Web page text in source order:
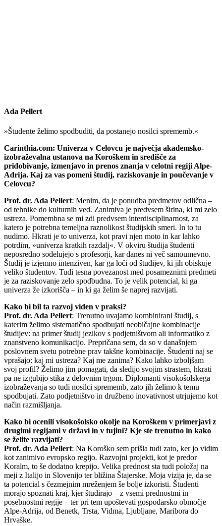
Ada Pellert
»Študente želimo spodbuditi, da postanejo nosilci sprememb.«
Carinthia.com: Univerza v Celovcu je največja akademsko-
izobraževalna ustanova na Koroškem in središče za
pridobivanje, izmenjavo in prenos znanja v celotni regiji Alpe-
Adrija. Kaj za vas pomeni študij, raziskovanje in poučevanje v
Celovcu?
Prof. dr. Ada Pellert: Menim, da je ponudba predmetov odlična –
od tehnike do kulturnih ved. Zanimiva je predvsem širina, ki mi zelo
ustreza. Pomembna se mi zdi predvsem interdisciplinarnost, za
katero je potrebna temeljna raznolikost študijskih smeri. In to tu
nudimo. Hkrati je to univerza, kot pravi njen moto in kar lahko
potrdim, »univerza kratkih razdalj«. V okviru študija študenti
neposredno sodelujejo s profesorji, kar danes ni več samoumevno.
Študij je izjemno intenziven, kar ga loči od študijev, ki jih obiskuje
veliko študentov. Tudi tesna povezanost med posameznimi predmeti
je za raziskovanje zelo spodbudna. To je velik potencial, ki ga
univerza že izkorišča – in ki ga želim še naprej razvijati.
Kako bi bil ta razvoj viden v praksi?
Prof. dr. Ada Pellert: Trenutno uvajamo kombinirani študij, s
katerim želimo sistematično spodbujati neobičajne kombinacije
študijev: na primer študij jezikov s podjetništvom ali informatiko z
znanstveno komunikacijo. Prepričana sem, da so v današnjem
poslovnem svetu potrebne prav takšne kombinacije. Študenti naj se
vprašajo: kaj mi ustreza? Kaj me zanima? Kako lahko izboljšam
svoj profil? Želimo jim pomagati, da sledijo svojim strastem, hkrati
pa ne izgubijo stika z delovnim trgom. Diplomanti visokošolskega
izobraževanja so tudi nosilci sprememb, zato jih želimo k temu
spodbujati. Zato podjetništvo in družbeno inovativnost utrjujemo kot
način razmišljanja.
Kako bi ocenili visokošolsko okolje na Koroškem v primerjavi z
drugimi regijami v državi in v tujini? Kje ste trenutno in kako
se želite razvijati?
Prof. dr. Ada Pellert: Na Koroško sem prišla tudi zato, ker jo vidim
kot zanimivo evropsko regijo. Razvojni projekti, kot je predor
Koralm, to še dodatno krepijo. Velika prednost sta tudi položaj na
meji z Italijo in Slovenijo ter bližina Štajerske. Moja vizija je, da se
ta potencial s čezmejnim mreženjem še bolje izkoristi. Študenti
morajo spoznati kraj, kjer študirajo – z vsemi prednostmi in
posebnostmi regije – ter pri tem upoštevati gospodarsko območje
Alpe-Adrija, od Benetk, Trsta, Vidma, Ljubljane, Maribora do
Hrvaške.